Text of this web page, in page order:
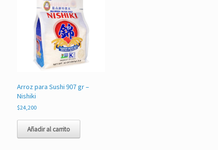
Arroz para Sushi 907 gr –
Nishiki
$24,200
Añadir al carrito